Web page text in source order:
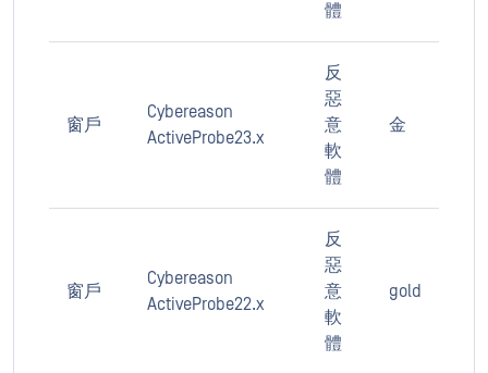
體
窗戶
Cybereason
ActiveProbe23.x
反
惡
意
軟
體
金
窗戶
Cybereason
ActiveProbe22.x
反
惡
意
軟
體
gold